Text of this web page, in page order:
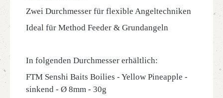
Zwei Durchmesser für flexible Angeltechniken
Ideal für Method Feeder & Grundangeln
In folgenden Durchmesser erhältlich:
FTM Senshi Baits Boilies - Yellow Pineapple -
sinkend - Ø 8mm - 30g